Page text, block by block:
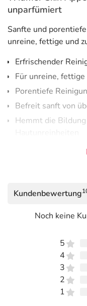
unparfümiert
Sanfte und
unreine, fettige und
Erfrischender
Für unreine,
Porentiefe
Befreit sanft von
Hemmt die
Antibakterielle
Inhaltsstoffe
Aqua, Sodium
Panthenol, Sodium
Lauryl Pyrrolidone,
Sodium Benzoate,
Adresse des
Kundenbewertung
Noch keine
5
4
3
2
1